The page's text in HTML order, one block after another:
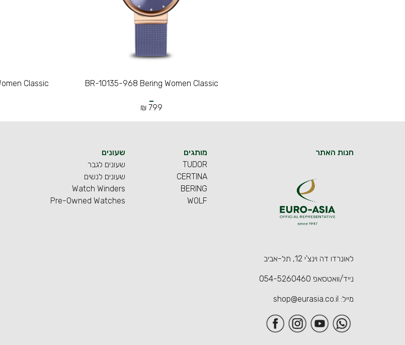
BR-10135-968 Bering Women Classic
799 ₪
Classic
חנות האתר
לאונרדו דה וינצ'י 12, תל-אביב
נייד/וואטסאפ 054-5260460
מייל: shop@eurasia.co.il
מותגים
TUDOR
CERTINA
BERING
WOLF
שעונים
שעונים לגבר
שעונים לנשים
Watch Winders
Pre-Owned Watches